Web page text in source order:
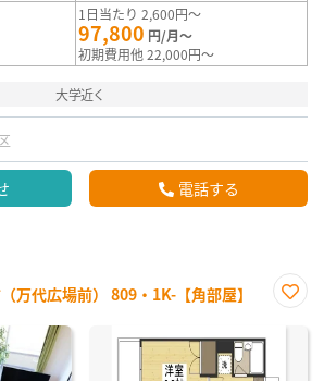
1日当たり 2,600円～
97,800 円/月～
初期費用他 22,000円～
大学近く
電話する
万代広場前） 809・1K-【角部屋】
に入